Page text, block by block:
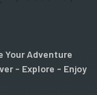
Your Adventure
- Explore - Enjoy